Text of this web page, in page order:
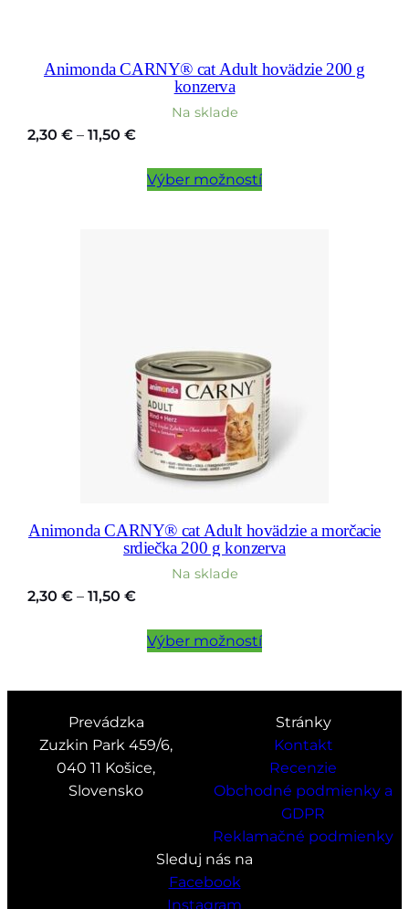
Animonda CARNY® cat Adult hovädzie 200 g
konzerva
Na sklade
2,30 € – 11,50 €Price
2,30 €
Výber možností
Animonda CARNY® cat Adult hovädzie a morčacie
srdiečka 200 g konzerva
Na sklade
2,30 € – 11,50 €Price
2,30 €
11,50 €
Výber možností
Prevádzka
Zuzkin Park 459/6,
040 11 Košice,
Slovensko
Stránky
Kontakt
Recenzie
Obchodné podmienky a
GDPR
Reklamačné podmienky
Sleduj nás na
Facebook
Instagram